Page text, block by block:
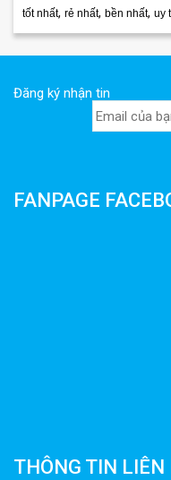
tốt nhất, rẻ nhất, bền nhất, uy
Đăng ký nhận tin
FANPAGE
THÔNG TIN LIÊN